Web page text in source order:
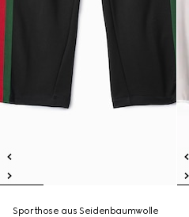
Sporthose aus Seidenbaumwolle